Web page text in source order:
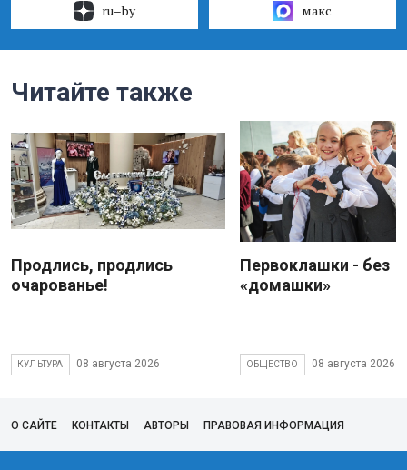
ru–by макс
Читайте также
Продлись, продлись
очарованье!
КУЛЬТУРА 08 августа 2026
Первоклашки - без
«домашки»
ОБЩЕСТВО 08 августа 2026
О САЙТЕ КОНТАКТЫ АВТОРЫ ПРАВОВАЯ ИНФОРМАЦИЯ